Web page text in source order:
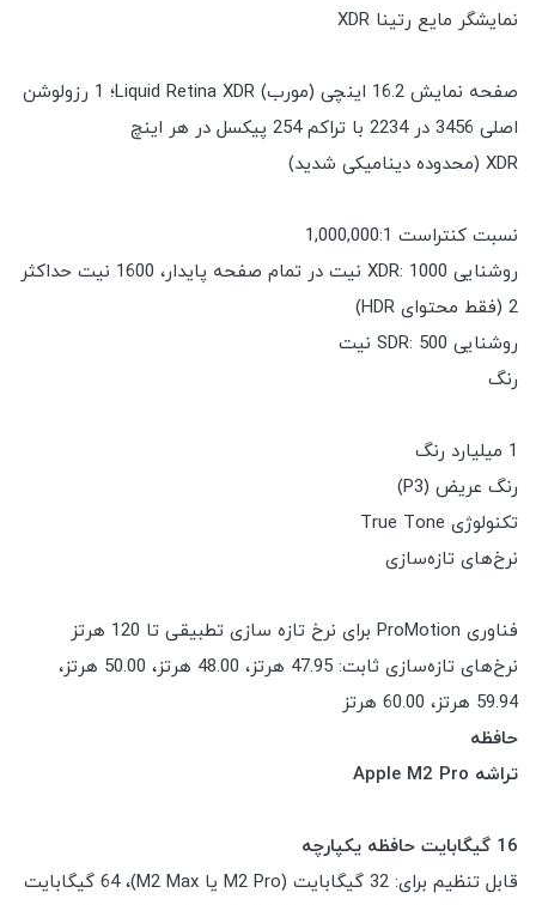
نمایشگر مایع رتینا XDR
صفحه نمایش 16.2 اینچی (مورب) Liquid Retina XDR؛ 1 رزولوشن
اصلی 3456 در 2234 با تراکم 254 پیکسل در هر اینچ
XDR (محدوده دینامیکی شدید)
نسبت کنتراست 1,000,000:1
روشنایی XDR: 1000 نیت در تمام صفحه پایدار، 1600 نیت حداکثر
2 (فقط محتوای HDR)
روشنایی SDR: 500 نیت
رنگ
1 میلیارد رنگ
رنگ عریض (P3)
تکنولوژی True Tone
نرخ‌های تازه‌سازی
فناوری ProMotion برای نرخ تازه سازی تطبیقی تا 120 هرتز
نرخ‌های تازه‌سازی ثابت: 47.95 هرتز، 48.00 هرتز، 50.00 هرتز،
59.94 هرتز، 60.00 هرتز
حافظه
تراشه Apple M2 Pro
16 گیگابایت حافظه یکپارچه
قابل تنظیم برای: 32 گیگابایت (M2 Pro یا M2 Max)، 64 گیگابایت